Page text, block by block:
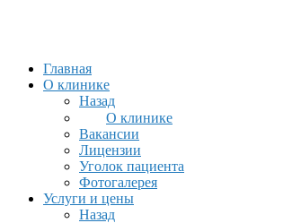
Главная
О клинике
Назад
О клинике
Вакансии
Лицензии
Уголок пациента
Фотогалерея
Услуги и цены
Назад